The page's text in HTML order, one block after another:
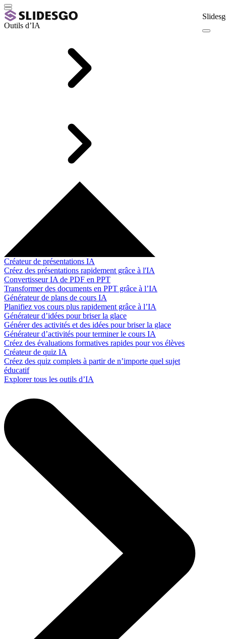
Outils d’IA
Créateur de présentations IA
Créez des présentations rapidement grâce à l'IA
Convertisseur IA de PDF en PPT
Transformer des documents en PPT grâce à l’IA
Générateur de plans de cours IA
Planifiez vos cours plus rapidement grâce à l’IA
Générateur d’idées pour briser la glace
Générer des activités et des idées pour briser la glace
Générateur d’activités pour terminer le cours IA
Créez des évaluations formatives rapides pour vos élèves
Créateur de quiz IA
Créez des quiz complets à partir de n’importe quel sujet
éducatif
Explorer tous les outils d’IA